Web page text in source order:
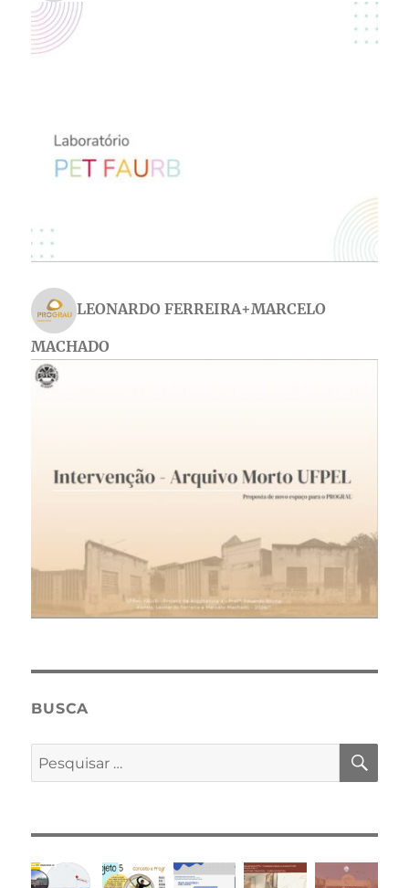
LEONARDO FERREIRA+MARCELO
MACHADO
BUSCA
Pesquisar
por: